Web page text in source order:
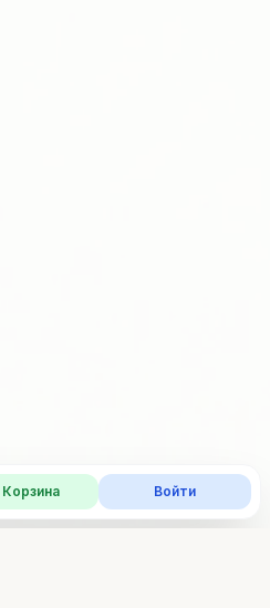
Корзина Войти